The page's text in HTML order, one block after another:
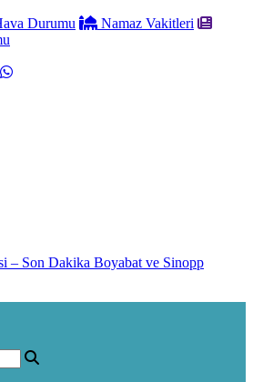
Durumu
Namaz Vakitleri